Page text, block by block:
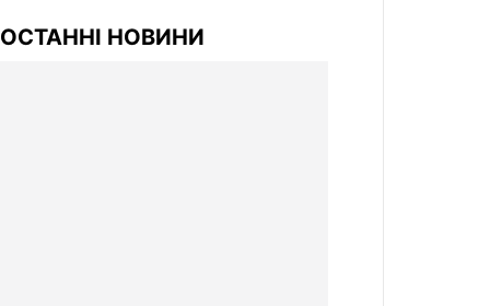
ОСТАННІ НОВИНИ